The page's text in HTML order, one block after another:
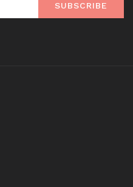
SUBSCRIBE